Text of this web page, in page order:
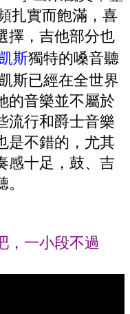
扎實而飽滿，喜
擇，吉他部分也
斯獨特的嗓音聽
斯已經在全世界
的音樂並不屬於
流行和爵士音樂
是不錯的，尤其
感十足，鼓、吉
，一小段不過